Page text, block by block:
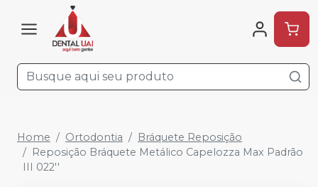
Home Ortodontia
Bráquete Reposição
Reposição Bráquete Metálico Capelozza Max Padrão
III 022''